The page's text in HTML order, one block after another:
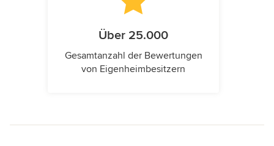
Über 25.000
Gesamtanzahl der Bewertungen
von Eigenheimbesitzern